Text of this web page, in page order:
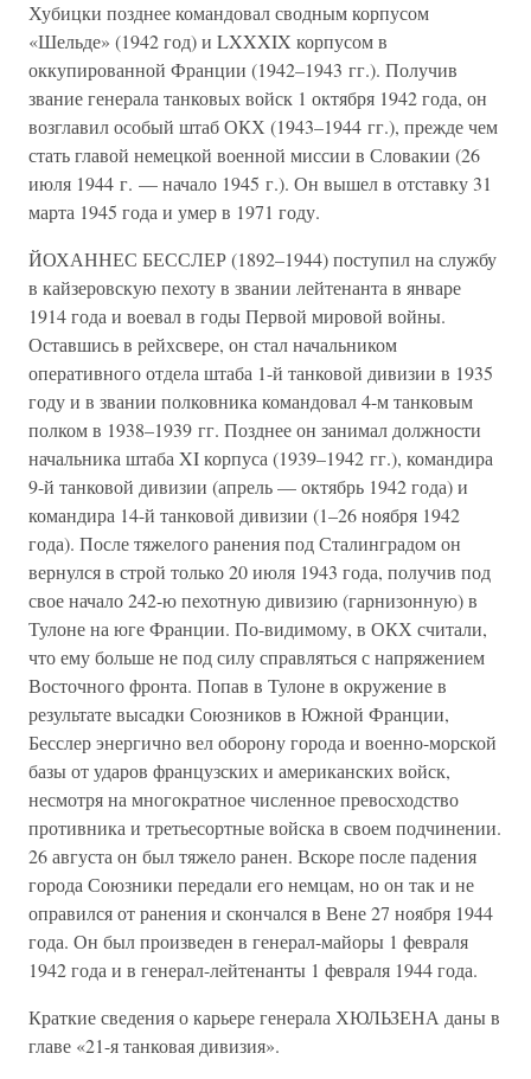
Хубицки позднее командовал сводным корпусом
«Шельде» (1942 год) и LXXXIX корпусом в
оккупированной Франции (1942–1943 гг.). Получив
звание генерала танковых войск 1 октября 1942 года, он
возглавил особый штаб ОКХ (1943–1944 гг.), прежде чем
стать главой немецкой военной миссии в Словакии (26
июля 1944 г. — начало 1945 г.). Он вышел в отставку 31
марта 1945 года и умер в 1971 году.
ЙОХАННЕС БЕССЛЕР (1892–1944) поступил на службу
в кайзеровскую пехоту в звании лейтенанта в январе
1914 года и воевал в годы Первой мировой войны.
Оставшись в рейхсвере, он стал начальником
оперативного отдела штаба 1-й танковой дивизии в 1935
году и в звании полковника командовал 4-м танковым
полком в 1938–1939 гг. Позднее он занимал должности
начальника штаба XI корпуса (1939–1942 гг.), командира
9-й танковой дивизии (апрель — октябрь 1942 года) и
командира 14-й танковой дивизии (1–26 ноября 1942
года). После тяжелого ранения под Сталинградом он
вернулся в строй только 20 июля 1943 года, получив под
свое начало 242-ю пехотную дивизию (гарнизонную) в
Тулоне на юге Франции. По-видимому, в ОКХ считали,
что ему больше не под силу справляться с напряжением
Восточного фронта. Попав в Тулоне в окружение в
результате высадки Союзников в Южной Франции,
Бесслер энергично вел оборону города и военно-морской
базы от ударов французских и американских войск,
несмотря на многократное численное превосходство
противника и третьесортные войска в своем подчинении.
26 августа он был тяжело ранен. Вскоре после падения
города Союзники передали его немцам, но он так и не
оправился от ранения и скончался в Вене 27 ноября 1944
года. Он был произведен в генерал-майоры 1 февраля
1942 года и в генерал-лейтенанты 1 февраля 1944 года.
Краткие сведения о карьере генерала ХЮЛЬЗЕНА даны в
главе «21-я танковая дивизия».